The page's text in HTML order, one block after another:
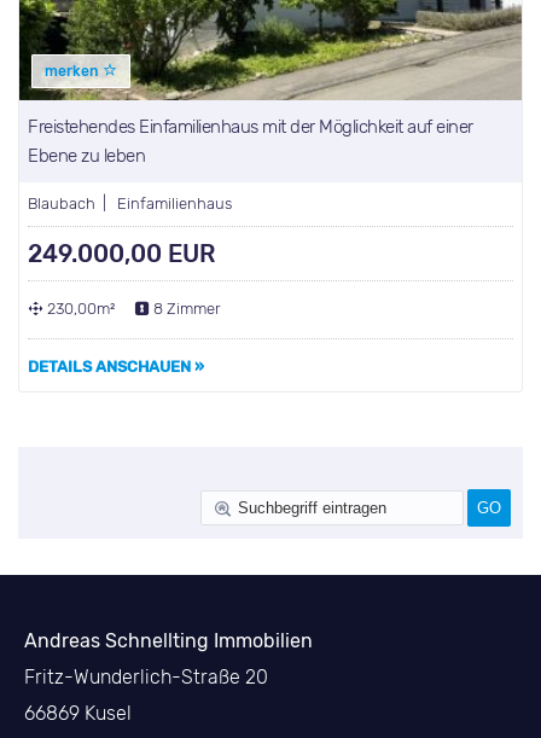
merken
Freistehendes Einfamilienhaus mit der Möglichkeit auf einer
Ebene zu leben
Blaubach | Einfamilienhaus
249.000,00 EUR
230,00m² 8 Zimmer
DETAILS ANSCHAUEN »
Andreas Schnellting Immobilien
Fritz-Wunderlich-Straße 20
66869 Kusel